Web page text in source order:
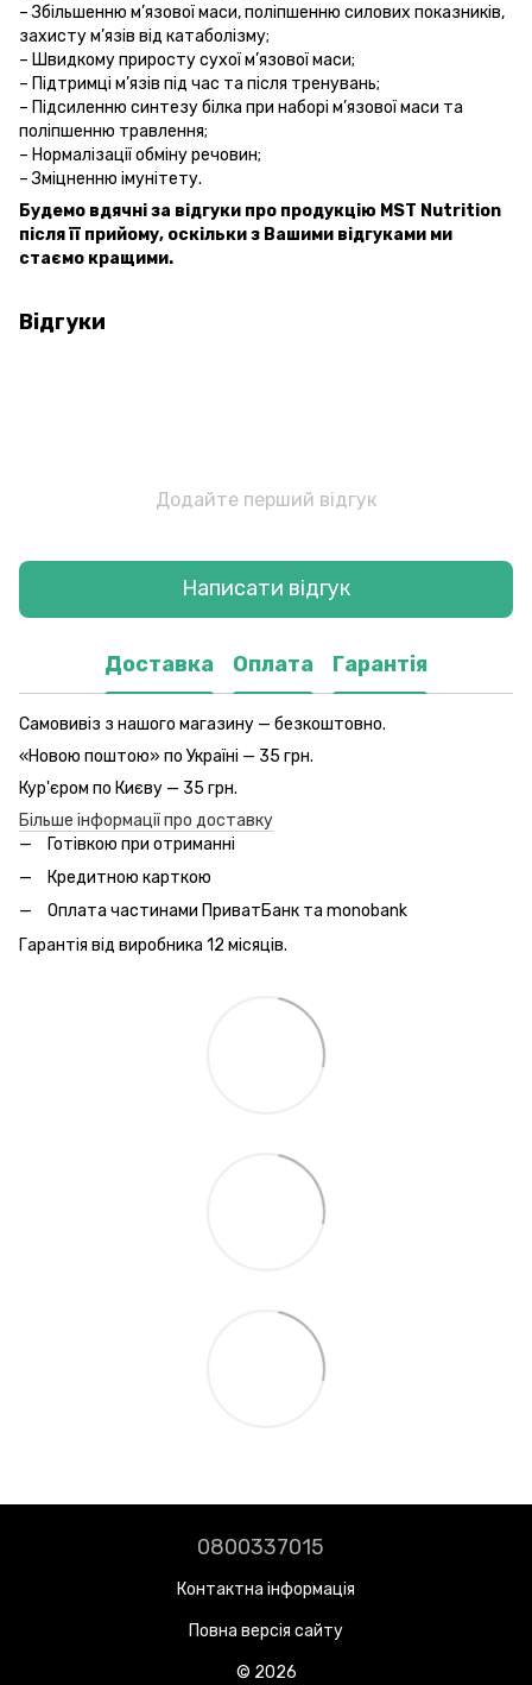
– Збільшенню м’язової маси, поліпшенню силових показників,
захисту м’язів від катаболізму;
– Швидкому приросту сухої м’язової маси;
– Підтримці м’язів під час та після тренувань;
– Підсиленню синтезу білка при наборі м’язової маси та
поліпшенню травлення;
– Нормалізації обміну речовин;
– Зміцненню імунітету.
Будемо вдячні за відгуки про продукцію MST Nutrition
після її прийому, оскільки з Вашими відгуками ми
стаємо кращими.
Відгуки
Додайте перший відгук
Написати відгук
Доставка Оплата Гарантія
Самовивіз з нашого магазину — безкоштовно.
«Новою поштою» по Україні — 35 грн.
Кур'єром по Києву — 35 грн.
Більше інформації про доставку
Готівкою при отриманні
Кредитною карткою
Оплата частинами ПриватБанк та monobank
Гарантія від виробника 12 місяців.
0800337015
Контактна інформація
Повна версія сайту
© 2026